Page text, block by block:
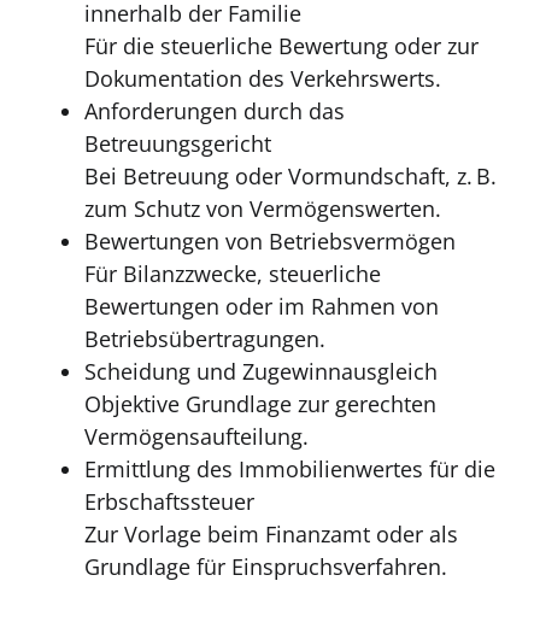
innerhalb der Familie
Für die steuerliche Bewertung oder zur
Dokumentation des Verkehrswerts.
Anforderungen durch das
Betreuungsgericht
Bei Betreuung oder Vormundschaft, z. B.
zum Schutz von Vermögenswerten.
Bewertungen von Betriebsvermögen
Für Bilanzzwecke, steuerliche
Bewertungen oder im Rahmen von
Betriebsübertragungen.
Scheidung und Zugewinnausgleich
Objektive Grundlage zur gerechten
Vermögensaufteilung.
Ermittlung des Immobilienwertes für die
Erbschaftssteuer
Zur Vorlage beim Finanzamt oder als
Grundlage für Einspruchsverfahren.